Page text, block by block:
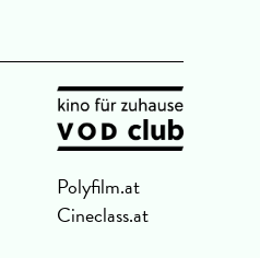
Polyfilm.at
Cineclass.at